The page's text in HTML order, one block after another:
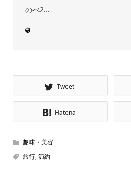
のべ2...
Tweet
Hatena
趣味・美容
旅行,節約